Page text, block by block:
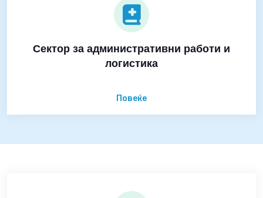
Сектор за административни работи и
логистика
Повеќе